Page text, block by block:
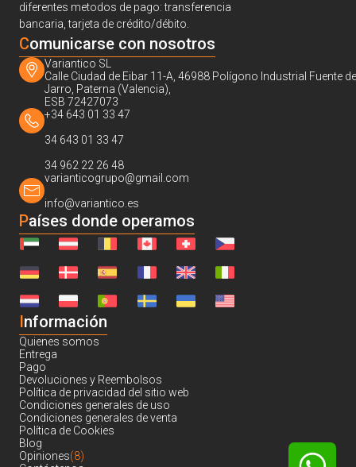
diferentes metodos de pago: transferencia
bancaria, tarjeta de crédito/débito.
Comunicarse con nosotros
Variantico SL
Calle Ciudad de Eibar 11-A, 46988 Polígono Industrial Fuente
Jarro, Paterna (Valencia),
ESB 72427073
+34 643 01 33 47
34 643 01 33 47
34 962 22 26 48
varianticogrupo@gmail.com
info@variantico.es
Países donde operamos
Información
Quienes somos
Entrega
Pago
Devoluciones y Reembolsos
Política de privacidad del sitio web
Condiciones generales de uso
Condiciones generales de venta
Política de Cookies
Blog
Opiniones(8)